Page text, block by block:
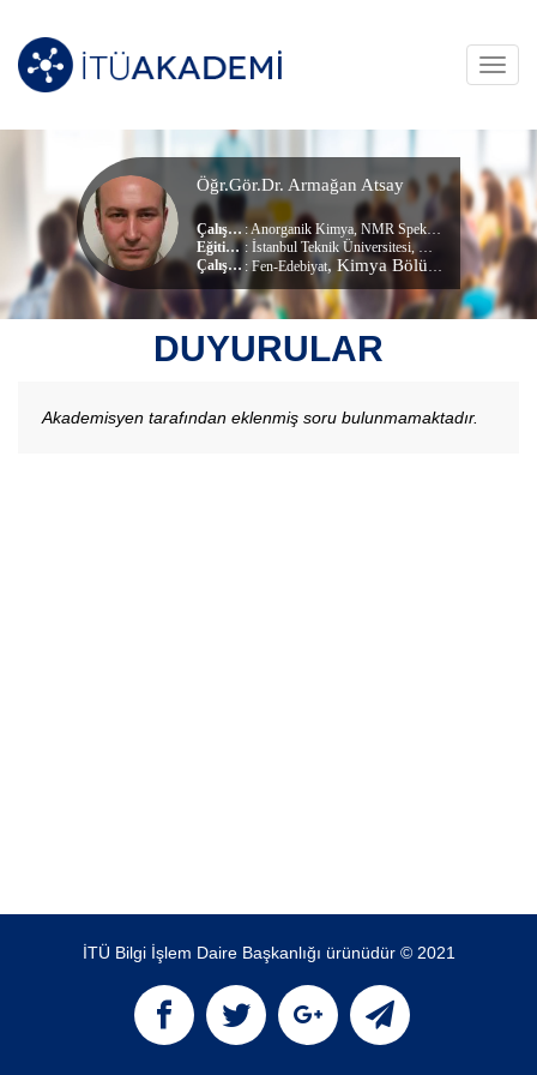
Öğr.Gör.Dr. Armağan Atsay
Çalışma Alanları:Anorganik Kimya, NMR Spektroskopisi
Eğitim Durumu
: İstanbul Teknik Üniversitesi, Kimya (dr) (Doktora)
Çalıştığı Birim :Fen-Edebiyat, Kimya Bölümü
DUYURULAR
Akademisyen tarafından eklenmiş soru bulunmamaktadır.
İTÜ Bilgi İşlem Daire Başkanlığı ürünüdür © 2021